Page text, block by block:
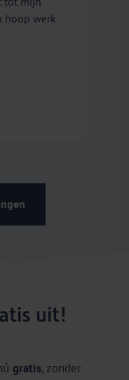
hoop werk
uit!
gratis, zonder